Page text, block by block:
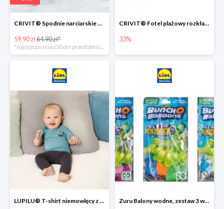
CRIVIT® Spodnie narciarskie dziewczęce
59.90 zł64.90 zł*
*najniższa cena z 30 dni przed obniżką
CRIVIT® Fotel plażowy rozkładany / Brodzik dziecięcy
33%
LUPILU® T-shirt niemowlęcy z biobawełny -39% Zuru Balony wodne, zestaw 3 wiązek -28%